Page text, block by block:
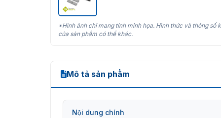
*Hình ảnh chỉ mang tính minh họa. Hình thức và thông số
của sản phẩm có thể khác.
Mô tả sản phẩm
Nội dung chính